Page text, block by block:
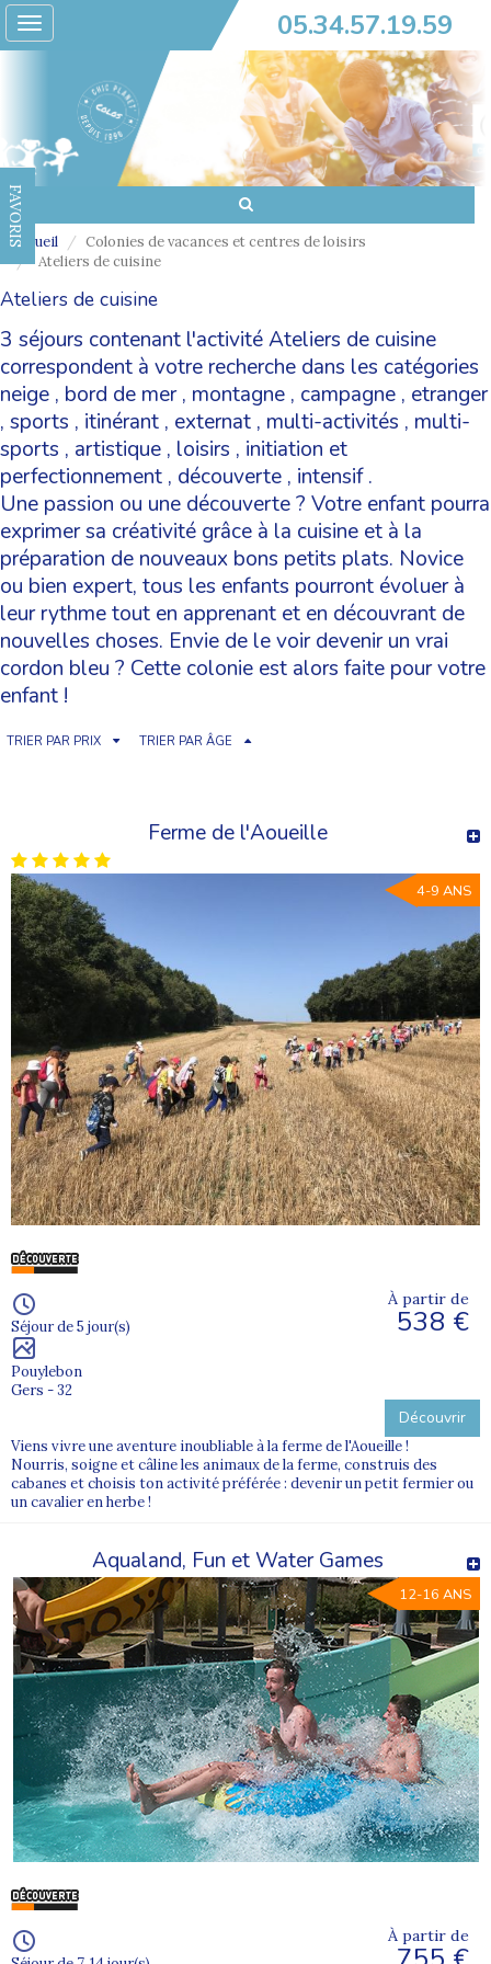
Toggle
navigation
05.34.57.19.59
FAVORIS
Accueil
Colonies de vacances et centres de loisirs
Ateliers de cuisine
Ateliers de cuisine
3 séjours contenant l'activité Ateliers de cuisine
correspondent à votre recherche dans les catégories
neige , bord de mer, montagne , campagne , etranger
, sports , itinérant , externat , multi-activités , multi-
sports , artistique , loisirs , initiation et
perfectionnement , découverte , intensif.
Une passion ou une découverte ? Votre enfant pourra
exprimer sa créativité grâce à la cuisine et à la
préparation de nouveaux bons petits plats. Novice
ou bien expert, tous les enfants pourront évoluer à
leur rythme tout en apprenant et en découvrant de
nouvelles choses. Envie de le voir devenir un vrai
cordon bleu ? Cette colonie est alors faite pour votre
enfant !
TRIER PAR PRIX TRIER PAR ÂGE
Ferme de l'Aoueille
4-9 ANS
Séjour de 5 jour(s)
Pouylebon
Gers - 32
À partir de
538 €
Découvrir
Viens vivre une aventure inoubliable à la ferme de l'Aoueille !
Nourris, soigne et câline les animaux de la ferme, construis des
cabanes et choisis ton activité préférée : devenir un petit fermier ou
un cavalier en herbe !
Aqualand, Fun et Water Games
12-16 ANS
À partir de